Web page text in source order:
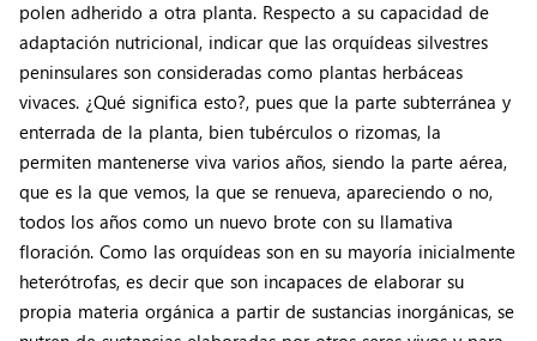
polen adherido a otra planta. Respecto a su capacidad de
adaptación nutricional, indicar que las orquídeas silvestres
peninsulares son consideradas como plantas herbáceas
vivaces. ¿Qué significa esto?, pues que la parte subterránea y
enterrada de la planta, bien tubérculos o rizomas, la
permiten mantenerse viva varios años, siendo la parte aérea,
que es la que vemos, la que se renueva, apareciendo o no,
todos los años como un nuevo brote con su llamativa
floración. Como las orquídeas son en su mayoría inicialmente
heterótrofas, es decir que son incapaces de elaborar su
propia materia orgánica a partir de sustancias inorgánicas, se